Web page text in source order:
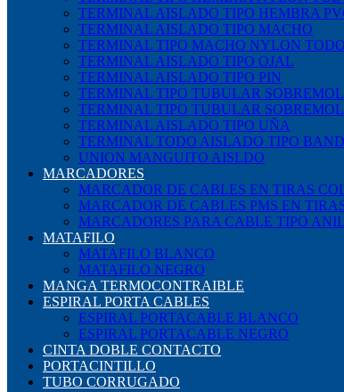
TERMINAL AISLADO TIPO HEMBRA
TERMINAL AISLADO TIPO MACHO
TERMINAL TIPO MACHO NYLON
TERMINAL AISLADO TIPO OJAL
TERMINAL AISLADO TIPO PIN
TERMINAL TIPO TUBULAR
TERMINAL TIPO TUBULAR
TERMINAL AISLADO TIPO UÑA
TERMINAL TODO AISLADO TIPO
UNION MANGUITO AISLDO
MARCADORES
MARCADOR DE CABLES EN TIRAS
MARCADOR DE CABLES PMS EN
MARCADORES PARA CABLE TIPO
MATAFILO
MATAFILO BLANCO
MATAFILO NEGRO
MANGA TERMOCONTRAIBLE
ESPIRAL PORTA CABLES
ESPIRAL PORTACABLE BLANCO
ESPIRAL PORTACABLE NEGRO
CINTA DOBLE CONTACTO
PORTACINTILLO
TUBO CORRUGADO